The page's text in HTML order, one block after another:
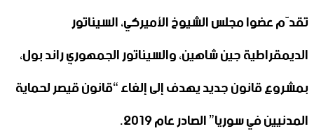
تقدّم عضوا مجلس الشيوخ الأميركي، السيناتور
الديمقراطية جين شاهين، والسيناتور الجمهوري راند بول،
بمشروع قانون جديد يهدف إلى إلغاء “قانون قيصر لحماية
المدنيين في سوريا” الصادر عام 2019.